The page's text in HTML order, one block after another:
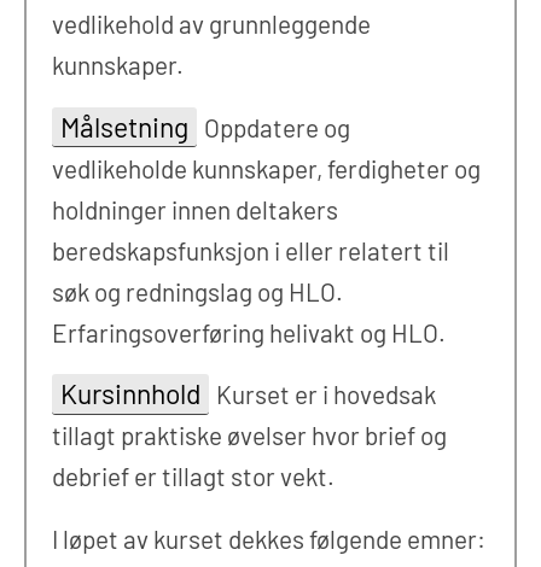
vedlikehold av grunnleggende
kunnskaper.
Målsetning Oppdatere og
vedlikeholde kunnskaper, ferdigheter og
holdninger innen deltakers
beredskapsfunksjon i eller relatert til
søk og redningslag og HLO.
Erfaringsoverføring helivakt og HLO.
Kursinnhold
Kurset er i hovedsak
tillagt praktiske øvelser hvor brief og
debrief er tillagt stor vekt.
I løpet av kurset dekkes følgende emner: